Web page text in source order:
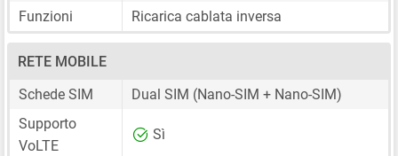
Funzioni Ricarica cablata inversa
RETE MOBILE
Schede SIM
Dual SIM (Nano-SIM + Nano-SIM)
Supporto
VoLTE
Sì